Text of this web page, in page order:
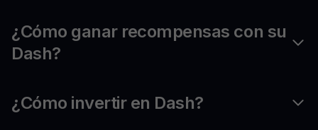
¿Cómo ganar recompensas con su
Dash?
¿Cómo invertir en Dash?